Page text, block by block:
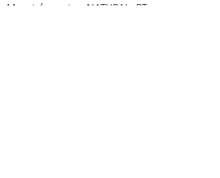
More information:
NATURAL .PT